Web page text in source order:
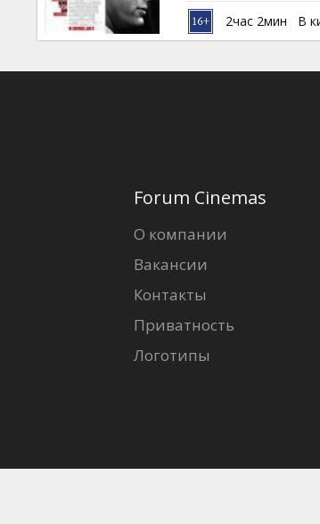
субтитрами на
2час 2мин В
Forum Cinemas
О компании
Вакансии
Контакты
Приватность
Логотипы